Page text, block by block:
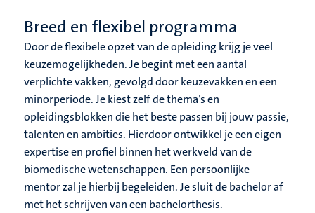
Breed en flexibel programma
Door de flexibele opzet van de opleiding krijg je veel
keuzemogelijkheden. Je begint met een aantal
verplichte vakken, gevolgd door keuzevakken en een
minorperiode. Je kiest zelf de thema’s en
opleidingsblokken die het beste passen bij jouw passie,
talenten en ambities. Hierdoor ontwikkel je een eigen
expertise en profiel binnen het werkveld van de
biomedische wetenschappen. Een persoonlijke
mentor zal je hierbij begeleiden. Je sluit de bachelor af
met het schrijven van een bachelorthesis.